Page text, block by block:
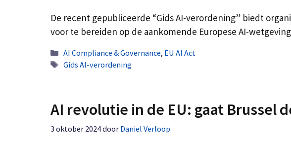
De recent gepubliceerde “Gids AI-verordening” biedt
voor te bereiden op de aankomende Europese AI-
Categorieën
AI Compliance & Governance, EU AI Act
Tags
Gids AI-verordening
AI revolutie in de EU: gaat Brussel
3 oktober 2024door Daniel Verloop